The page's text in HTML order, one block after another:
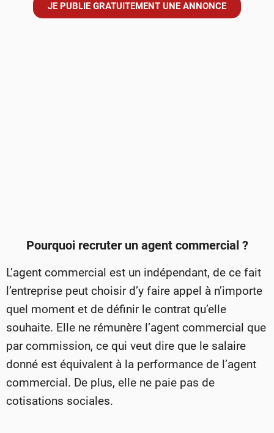
JE PUBLIE GRATUITEMENT UNE ANNONCE
Pourquoi recruter un agent commercial ?
L’agent commercial est un indépendant, de ce fait
l’entreprise peut choisir d’y faire appel à n’importe
quel moment et de définir le contrat qu’elle
souhaite. Elle ne rémunère l’agent commercial que
par commission, ce qui veut dire que le salaire
donné est équivalent à la performance de l’agent
commercial. De plus, elle ne paie pas de
cotisations sociales.